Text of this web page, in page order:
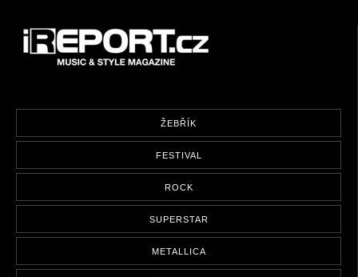
ŽEBŘÍK
FESTIVAL
ROCK
SUPERSTAR
METALLICA